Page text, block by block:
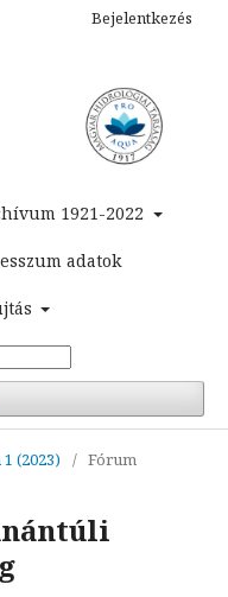
1921-2022
adatok
Bejelentkezés
(2023) / Fórum